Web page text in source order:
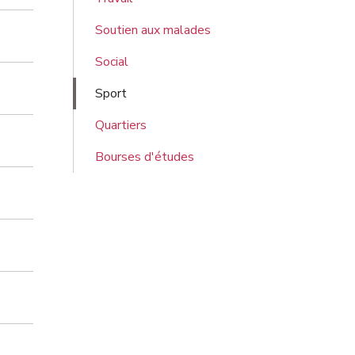
Soutien aux malades
Social
Sport
Quartiers
Bourses d'études